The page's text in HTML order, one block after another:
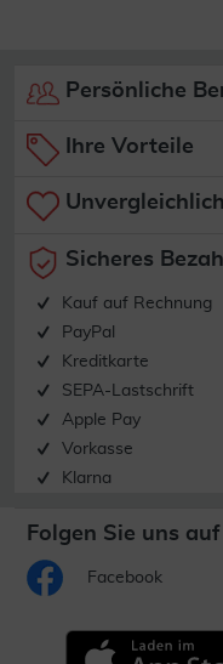
Persönliche
Ihre Vorteile
Sicheres
Kauf auf Rechnung
PayPal
Kreditkarte
SEPA-Lastschrift
Apple Pay
Vorkasse
Klarna
Folgen Sie uns auf
Facebook